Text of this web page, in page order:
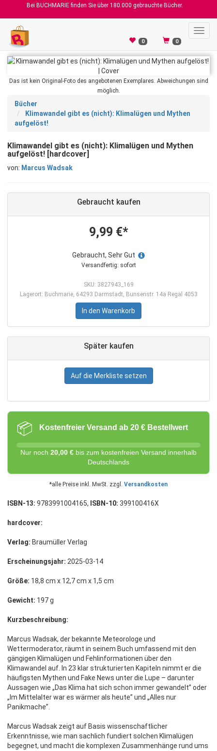
Bei BUCHMARIE finden Sie über 180.000 gebrauchte Bücher.
0 0
Das ist kein Original-Foto des angebotenen Exemplares. Abweichungen sind
möglich.
Bücher
Klimawandel gibt es (nicht): Klimalügen und Mythen
aufgelöst!
Klimawandel gibt es (nicht): Klimalügen und Mythen
aufgelöst! [hardcover]
von: Marcus Wadsak
Gebraucht kaufen
9,99 €*
Gebraucht, Sehr Gut
Versandfertig: sofort
SKU: 3827943_169
Lagerort: Buchmarie, 64293 Darmstadt, Bunsenstr. 14a Regal 4053
In den Warenkorb
Später kaufen
Auf die Merkliste setzen
📦 Kostenfreier Versand ab 20 € Bestellwert
Nur noch 20,00 € bis zum kostenfreien Versand innerhalb
Deutschlands
*alle Preise inkl. MwSt. zzgl. Versandkosten
ISBN-13: 9783991004165, ISBN-10: 399100416X
hardcover:
Verlag: Braumüller Verlag
Erscheinungsjahr: 2025-03-14
Größe: 18,8 cm x 12,7 cm x 1,5 cm
Gewicht: 197 g
Kurzbeschreibung:
Marcus Wadsak, der bekannte Meteorologe und
Wettermoderator, räumt in seinem Buch umfassend mit den
gängigen Klimalügen und Fehlinformationen über den
Klimawandel auf. In 23 klar strukturierten Kapiteln nimmt er die
häufigsten Mythen und Fake News unter die Lupe – darunter
Aussagen wie „Das Klima hat sich schon immer gewandelt” oder
„Im Mittelalter war es wärmer als heute” und „Alles nur
Panikmache”.
Marcus Wadsak zeigt auf Basis wissenschaftlicher
Erkenntnisse, wie man sachlich fundiert solchen Klimalügen
begegnet, und macht die komplexen Zusammenhänge rund ums